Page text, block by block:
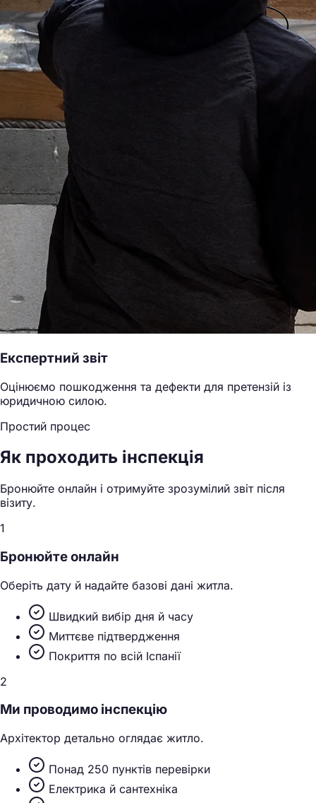
Експертний звіт
Оцінюємо пошкодження та дефекти для претензій із
юридичною силою.
Простий процес
Як проходить інспекція
Бронюйте онлайн і отримуйте зрозумілий звіт після
візиту.
1
Бронюйте онлайн
Оберіть дату й надайте базові дані житла.
Швидкий вибір дня й часу
Миттєве підтвердження
Покриття по всій Іспанії
2
Ми проводимо інспекцію
Архітектор детально оглядає житло.
Понад 250 пунктів перевірки
Електрика й сантехніка